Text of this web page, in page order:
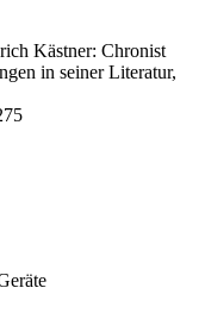
Kästner: Chronist
in seiner Literatur,